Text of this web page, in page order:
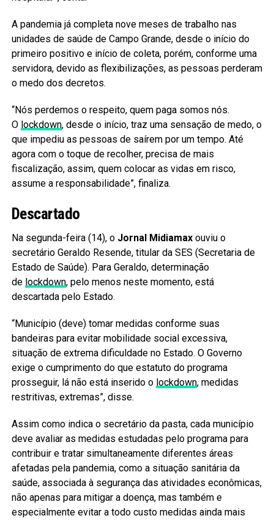
A pandemia já completa nove meses de trabalho nas
unidades de saúde de Campo Grande, desde o início do
primeiro positivo e início de coleta, porém, conforme uma
servidora, devido as flexibilizações, as pessoas perderam
o medo dos decretos.
“Nós perdemos o respeito, quem paga somos nós.
O lockdown, desde o início, traz uma sensação de medo, o
que impediu as pessoas de saírem por um tempo. Até
agora com o toque de recolher, precisa de mais
fiscalização, assim, quem colocar as vidas em risco,
assume a responsabilidade”, finaliza.
Descartado
Na segunda-feira (14), o Jornal Midiamaxouviu o
secretário Geraldo Resende, titular da SES (Secretaria de
Estado de Saúde). Para Geraldo, determinação
de lockdown, pelo menos neste momento, está
descartada pelo Estado.
“Município (deve) tomar medidas conforme suas
bandeiras para evitar mobilidade social excessiva,
situação de extrema dificuldade no Estado. O Governo
exige o cumprimento do que estatuto do programa
prosseguir, lá não está inserido o lockdown, medidas
restritivas, extremas”, disse.
Assim como indica o secretário da pasta, cada município
deve avaliar as medidas estudadas pelo programa para
contribuir e tratar simultaneamente diferentes áreas
afetadas pela pandemia, como a situação sanitária da
saúde, associada à segurança das atividades econômicas,
não apenas para mitigar a doença, mas também e
especialmente evitar a todo custo medidas ainda mais